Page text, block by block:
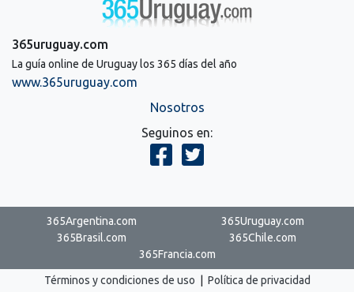
365uruguay.com
La guía online de Uruguay los 365 días del año
www.365uruguay.com
Nosotros
Seguinos en:
365Argentina.com
365Uruguay.com
365Brasil.com
365Chile.com
365Francia.com
Términos y condiciones de uso Política de privacidad